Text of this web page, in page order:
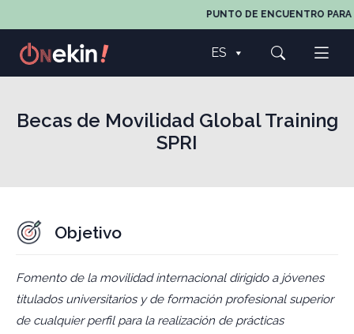
PUNTO DE ENCUENTRO PARA
ES
Becas de Movilidad Global Training
SPRI
Objetivo
Fomento de la movilidad internacional dirigido a jóvenes
titulados universitarios y de formación profesional superior
de cualquier perfil para la realización de prácticas